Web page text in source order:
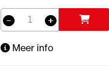
Meer info